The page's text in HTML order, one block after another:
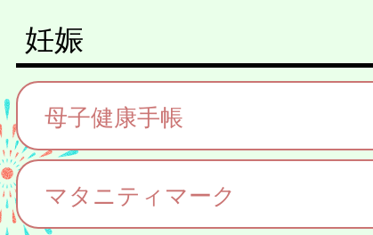
妊娠
母子健康手帳
マタニティマーク